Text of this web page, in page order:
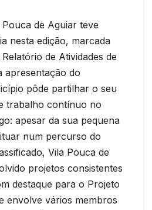
de Aguiar teve
nesta edição, marcada
de Atividades de
apresentação do
pôde partilhar o seu
trabalho contínuo no
apesar da sua pequena
num percurso do
Vila Pouca de
projetos consistentes
destaque para o Projeto
envolve vários membros